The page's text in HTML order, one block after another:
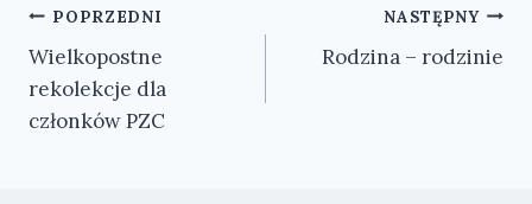
Nawigacja
wpisu
POPRZEDNI
Wielkopostne
rekolekcje dla
członków PZC
NASTĘPNY
Rodzina – rodzinie